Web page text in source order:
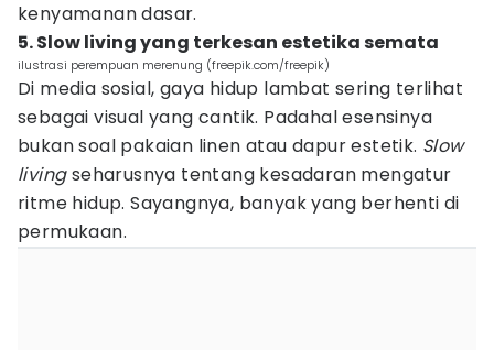
kenyamanan dasar.
5. Slow living yang terkesan estetika semata
ilustrasi perempuan merenung (freepik.com/freepik)
Di media sosial, gaya hidup lambat sering terlihat
sebagai visual yang cantik. Padahal esensinya
bukan soal pakaian linen atau dapur estetik. Slow
livingseharusnya tentang kesadaran mengatur
ritme hidup. Sayangnya, banyak yang berhenti di
permukaan.